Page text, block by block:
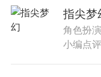
指尖梦
角色扮演
小编点